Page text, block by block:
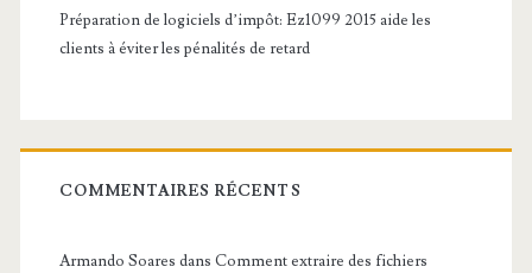
Préparation de logiciels d’impôt: Ez1099 2015 aide les
clients à éviter les pénalités de retard
COMMENTAIRES RÉCENTS
Armando Soares dans Comment extraire des fichiers